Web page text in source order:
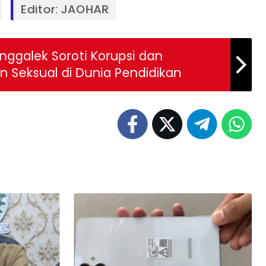
Editor: JAOHAR
Soroti Korupsi dan
Seksual di Dunia Pendidikan